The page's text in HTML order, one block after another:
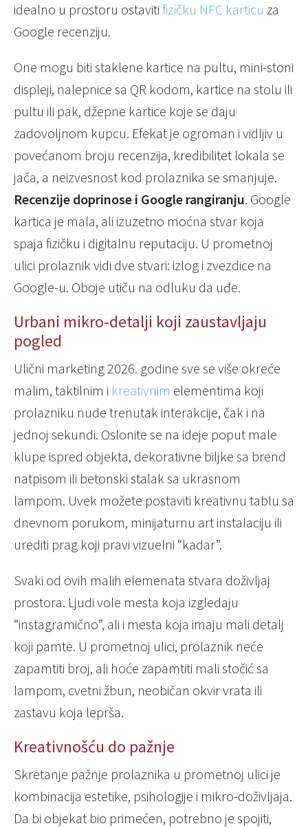
idealno u prostoru ostaviti fizičku NFC karticu za
Google recenziju.
One mogu biti staklene kartice na pultu, mini-stoni
displeji, nalepnice sa QR kodom, kartice na stolu ili
pultu ili pak, džepne kartice koje se daju
zadovoljnom kupcu. Efekat je ogroman i vidljiv u
povećanom broju recenzija, kredibilitet lokala se
jača, a neizvesnost kod prolaznika se smanjuje.
Recenzije doprinose i Google rangiranju. Google
kartica je mala, ali izuzetno moćna stvar koja
spaja fizičku i digitalnu reputaciju. U prometnoj
ulici prolaznik vidi dve stvari: izlog i zvezdice na
Google-u. Oboje utiču na odluku da uđe.
Urbani mikro-detalji koji zaustavljaju
pogled
Ulični marketing 2026. godine sve se više okreće
malim, taktilnim i kreativnim elementima koji
prolazniku nude trenutak interakcije, čak i na
jednoj sekundi. Oslonite se na ideje poput male
klupe ispred objekta, dekorativne biljke sa brend
natpisom ili betonski stalak sa ukrasnom
lampom. Uvek možete postaviti kreativnu tablu sa
dnevnom porukom, minijaturnu art instalaciju ili
urediti prag koji pravi vizuelni “kadar”.
Svaki od ovih malih elemenata stvara doživljaj
prostora. Ljudi vole mesta koja izgledaju
“instagramično”, ali i mesta koja imaju mali detalj
koji pamte. U prometnoj ulici, prolaznik neće
zapamtiti broj, ali hoće zapamtiti mali stočić sa
lampom, cvetni žbun, neobičan okvir vrata ili
zastavu koja leprša.
Kreativnošću do pažnje
Skretanje pažnje prolaznika u prometnoj ulici je
kombinacija estetike, psihologije i mikro-doživljaja.
Da bi objekat bio primećen, potrebno je spojiti,